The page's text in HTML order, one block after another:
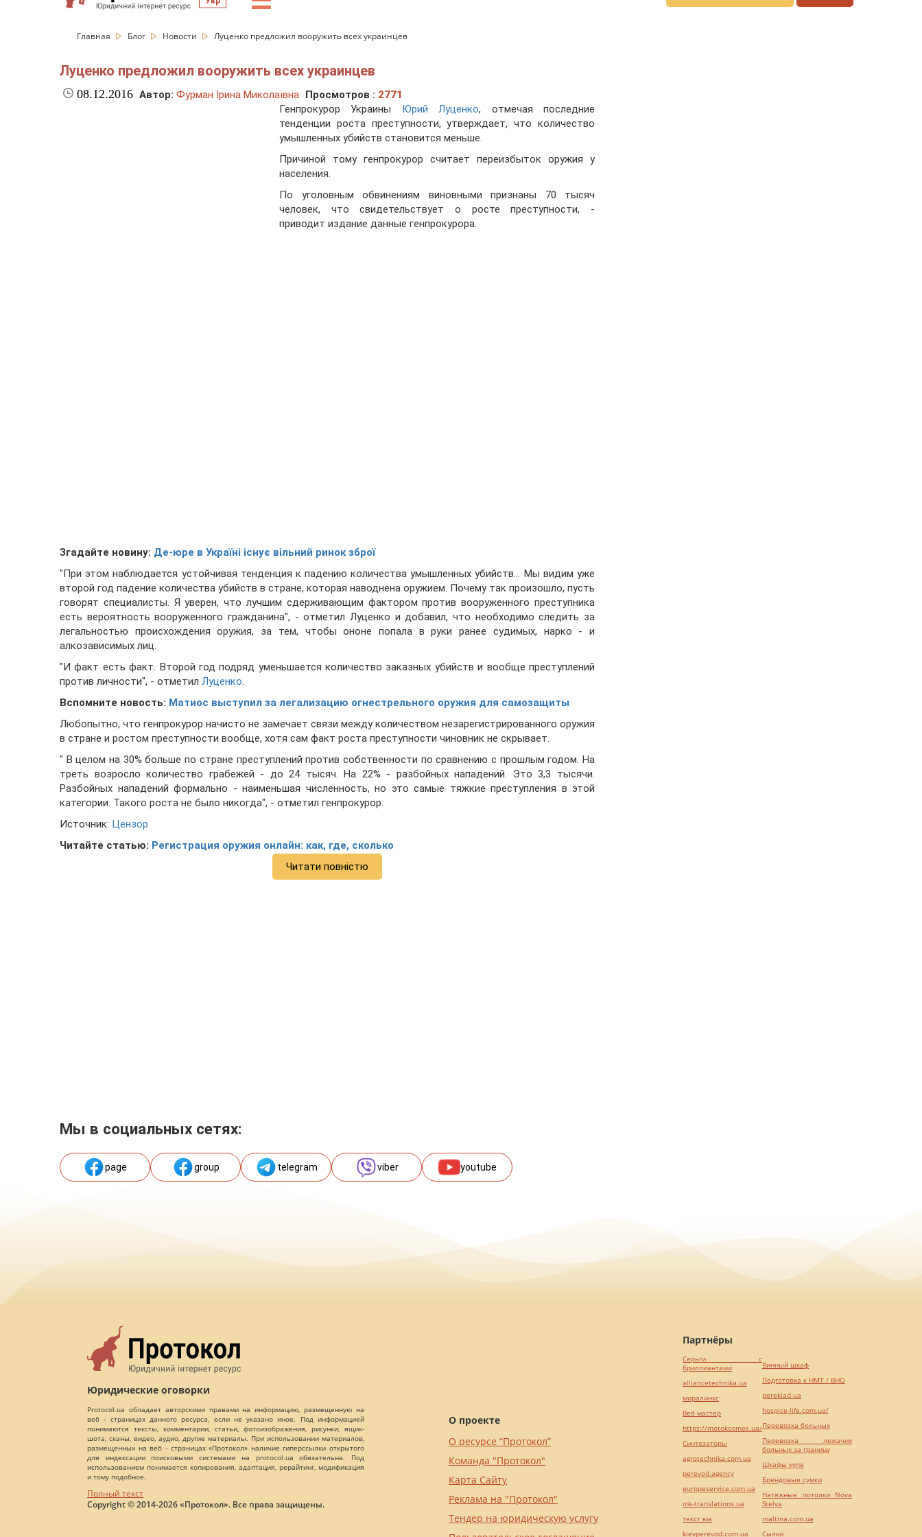
Главная Блог Новости Луценко предложил вооружить всех украинцев
Луценко предложил вооружить всех украинцев
08.12.2016 Автор: Фурман Ірина Миколаївна Просмотров : 2771
Генпрокурор Украины
Юрий Луценко, отмечая последние
тенденции роста преступности, утверждает, что количество
умышленных убийств становится меньше.
Причиной тому генпрокурор считает переизбыток оружия у
населения.
По уголовным обвинениям виновными признаны 70 тысяч
человек, что свидетельствует о росте преступности, -
приводит издание данные генпрокурора.
Згадайте новину: Де-юре в Україні існує вільний ринок зброї
"При этом наблюдается устойчивая тенденция к падению количества умышленных убийств… Мы видим уже
второй год падение количества убийств в стране, которая наводнена оружием. Почему так произошло, пусть
говорят специалисты. Я уверен, что лучшим сдерживающим фактором против вооруженного преступника
есть вероятность вооруженного гражданина", - отметил Луценко и добавил, что необходимо следить за
легальностью происхождения оружия, за тем, чтобы ононе попала в руки ранее судимых, нарко - и
алкозависимых лиц.
"И факт есть факт. Второй год подряд уменьшается количество заказных убийств и вообще преступлений
против личности", - отметил Луценко.
Вспомните новость: Матиос выступил за легализацию огнестрельного оружия для самозащиты
Любопытно, что генпрокурор начисто не замечает связи между количеством незарегистрированного оружия
в стране и ростом преступности вообще, хотя сам факт роста преступности чиновник не скрывает.
" В целом на 30% больше по стране преступлений против собственности по сравнению с прошлым годом. На
треть возросло количество грабежей - до 24 тысяч. На 22% - разбойных нападений. Это 3,3 тысячи.
Разбойных нападений формально - наименьшая численность, но это самые тяжкие преступления в этой
категории. Такого роста не было никогда", - отметил генпрокурор.
Источник: Цензор
Читайте статью: Регистрация оружия онлайн: как, где, сколько
Читати повністю
Мы в социальных сетях:
page group telegram viber youtube
Юридические оговорки
Protocol.ua обладает авторскими правами на информацию, размещенную на
веб - страницах данного ресурса, если не указано иное. Под информацией
понимаются тексты, комментарии, статьи, фотоизображения, рисунки, ящик-
шота, сканы, видео, аудио, другие материалы. При использовании материалов,
размещенных на веб - страницах «Протокол» наличие гиперссылки открытого
для индексации поисковыми системами на protocol.ua обязательна. Под
использованием понимается копирования, адаптация, рерайтинг, модификация
и тому подобное.
Полный текст
Copyright © 2014-2026 «Протокол». Все права защищены.
О проекте
О ресурсе “Протокол”
Команда "Протокол"
Карта Сайту
Реклама на "Протокол"
Тендер на юридическую услугу
Партнёры
Серьги с
бриллиантами
alliancetechnika.ua
миралинкс
Веб мастер
https://motokosmos.ua/
Синтезаторы
agrotechnika.com.ua
perevod.agency
europeservice.com.ua
mk-translations.ua
текст юа
kievperevod.com.ua
Винный шкаф
Подготовка к НМТ / ВНО
pereklad.ua
hospice-life.com.ua/
Перевозка больных
Перевозка лежачих
больных за границу
Шкафы купе
Брендовые сумки
Натяжные потолки Nova
Stelya
maltina.com.ua
Cылки